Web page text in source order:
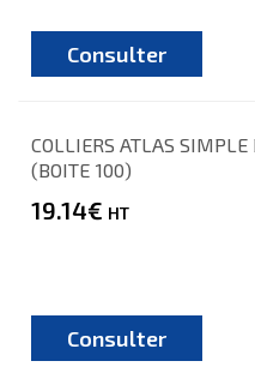
Consulter
COLLIERS ATLAS SIMPLE
(BOITE 100)
19.14€ HT
Consulter